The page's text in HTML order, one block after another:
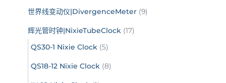
世界线变动仪|DivergenceMeter (9)
辉光管时钟|NixieTubeClock (17)
QS30-1 Nixie Clock (5)
QS18-12 Nixie Clock (8)